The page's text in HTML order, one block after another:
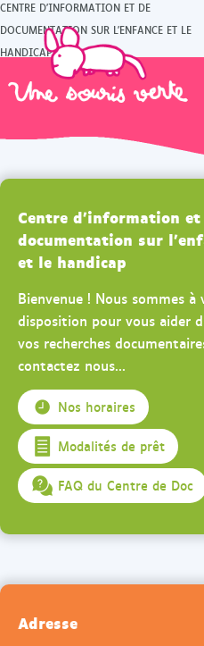
CENTRE D'INFORMATION ET DE
DOCUMENTATION SUR L'ENFANCE ET LE
HANDICAP
Centre d'information et
documentation sur
et le handicap
Bienvenue ! Nous sommes à
disposition pour vous aider
vos recherches
contactez nous...
Nos horaires
Modalités de prêt
FAQ du Centre de Doc
Adresse